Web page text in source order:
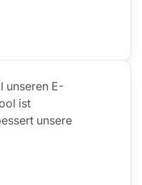
unseren E-
ist
unsere